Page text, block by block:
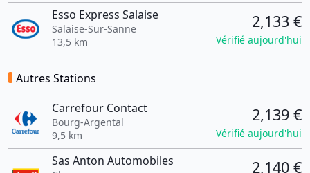
Esso Express Salaise
Salaise-Sur-Sanne
13,5 km
2,133 €
Vérifié aujourd'hui
Autres Stations
Carrefour Contact
Bourg-Argental
9,5 km
2,139 €
Vérifié aujourd'hui
Sas Anton Automobiles 2,140 €